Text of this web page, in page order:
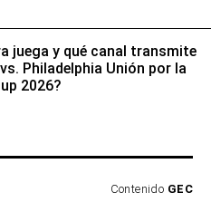
juega y qué canal transmite
Philadelphia Unión por la
2026?
Contenido GEC